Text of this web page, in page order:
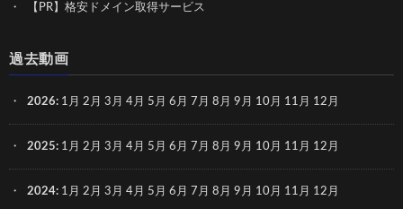
【PR】格安ドメイン取得サービス
過去動画
2026: 1月 2月 3月 4月 5月 6月 7月 8月 9月 10月 11月 12月
2025: 1月 2月 3月 4月 5月 6月 7月 8月 9月 10月 11月 12月
2024: 1月 2月 3月 4月 5月 6月 7月 8月 9月 10月 11月 12月